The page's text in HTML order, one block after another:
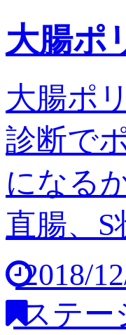
大腸ポ
大腸ポ
診断で
になる
直腸、
2018/
ステー